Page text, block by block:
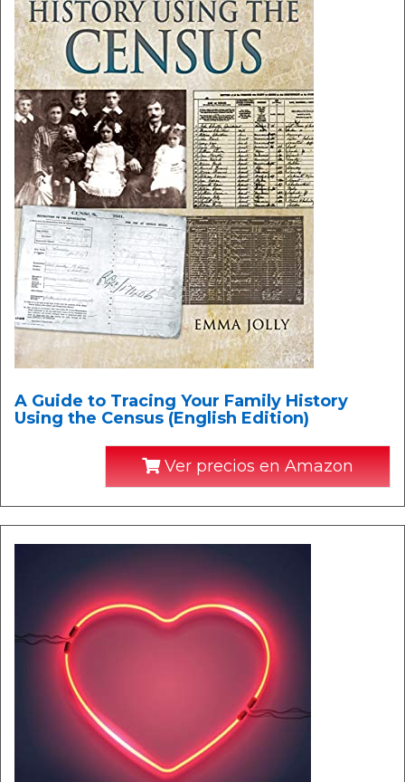
A Guide to Tracing Your Family History
Using the Census (English Edition)
Ver precios en Amazon